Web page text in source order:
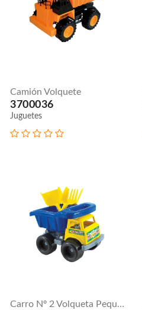
Camión Volquete
3700036
Juguetes
Carro Nº 2 Volqueta Pequeña Pala Y Rastrillo